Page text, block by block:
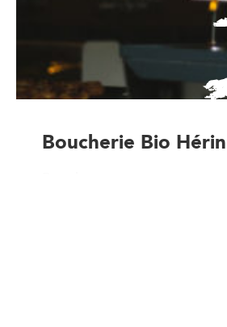
Boucherie Bio Hérin